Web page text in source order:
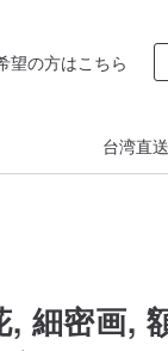
望の方はこちら
台湾直送
細密画,